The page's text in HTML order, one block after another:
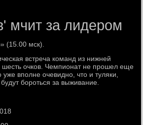
мчит за лидером
(15.00 мск).
встреча команд из нижней
шесть очков. Чемпионат не прошел еще
вполне очевидно, что и туляки,
бороться за выживание.